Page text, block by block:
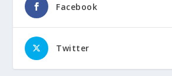
Facebook
Twitter